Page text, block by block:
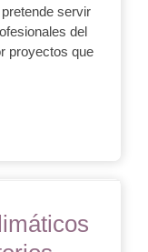
servir
del
proyectos que